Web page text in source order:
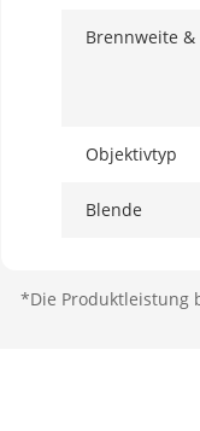
Brennweite &
Objektivtyp
Blende
*Die Produktleistung